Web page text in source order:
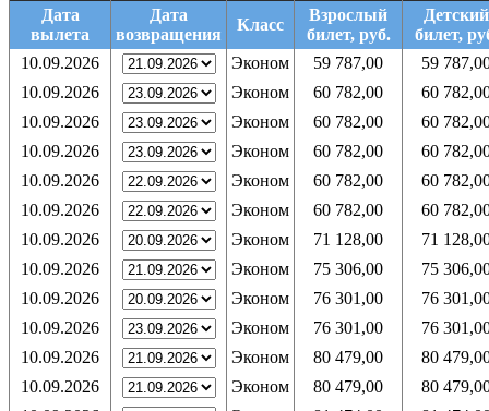
Дата
вылета
Дата
возвращения
Класс
Взрослый
билет, руб.
Детский
билет,
10.09.2026
Эконом 59 787,00
59
10.09.2026
Эконом 60 782,00
60
10.09.2026
Эконом 60 782,00
60
10.09.2026
Эконом 60 782,00
60
10.09.2026
Эконом 60 782,00
60
10.09.2026
Эконом 60 782,00
60
10.09.2026
Эконом 71 128,00
71
10.09.2026
Эконом 75 306,00
75
10.09.2026
Эконом 76 301,00
76
10.09.2026
Эконом 76 301,00
76
10.09.2026
Эконом 80 479,00
80
10.09.2026
Эконом 80 479,00
80